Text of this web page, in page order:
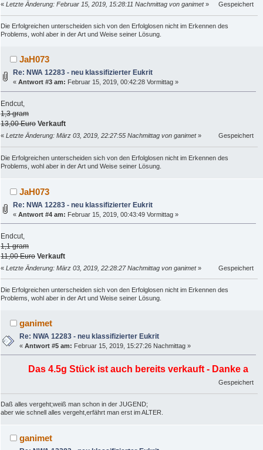
« Letzte Änderung: Februar 15, 2019, 15:28:11 Nachmittag von ganimet» Gespeichert
Die Erfolgreichen unterscheiden sich von den Erfolglosen nicht im Erkennen des
Problems, wohl aber in der Art und Weise seiner Lösung.
JaH073
Re: NWA 12283 - neu klassifizierter Eukrit
«Antwort #3 am: Februar 15, 2019, 00:42:28 Vormittag »
Endcut,
1,3 gram
13,00 Euro Verkauft
« Letzte Änderung: März 03, 2019, 22:27:55 Nachmittag von ganimet» Gespeichert
Die Erfolgreichen unterscheiden sich von den Erfolglosen nicht im Erkennen des
Problems, wohl aber in der Art und Weise seiner Lösung.
JaH073
Re: NWA 12283 - neu klassifizierter Eukrit
«Antwort #4 am: Februar 15, 2019, 00:43:49 Vormittag »
Endcut,
1,1 gram
11,00 Euro Verkauft
« Letzte Änderung: März 03, 2019, 22:28:27 Nachmittag von ganimet» Gespeichert
Die Erfolgreichen unterscheiden sich von den Erfolglosen nicht im Erkennen des
Problems, wohl aber in der Art und Weise seiner Lösung.
ganimet
Re: NWA 12283 - neu klassifizierter Eukrit
«Antwort #5 am: Februar 15, 2019, 15:27:26 Nachmittag »
Das 4.5g Stück ist auch bereits verkauft - Danke an
Gespeichert
Daß alles vergeht;weiß man schon in der JUGEND;
aber wie schnell alles vergeht,erfährt man erst im ALTER.
ganimet